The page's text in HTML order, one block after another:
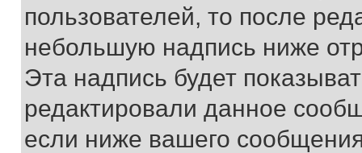
пользователей, то после
небольшую надпись ниже
Эта надпись будет
редактировали данное
если ниже вашего